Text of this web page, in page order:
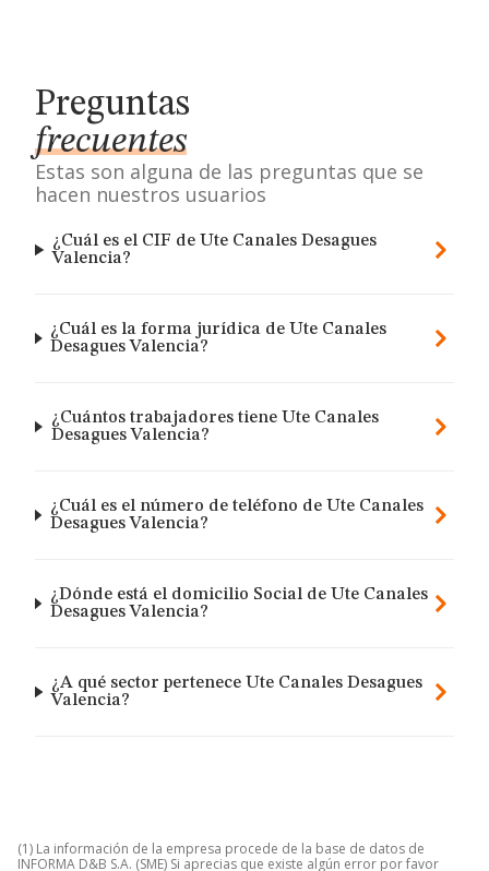
Preguntas
frecuentes
Estas son alguna de las preguntas que se
hacen nuestros usuarios
¿Cuál es el CIF de Ute Canales Desagues
Valencia?
¿Cuál es la forma jurídica de Ute Canales
Desagues Valencia?
¿Cuántos trabajadores tiene Ute Canales
Desagues Valencia?
¿Cuál es el número de teléfono de Ute Canales
Desagues Valencia?
¿Dónde está el domicilio Social de Ute Canales
Desagues Valencia?
¿A qué sector pertenece Ute Canales Desagues
Valencia?
(1) La información de la empresa procede de la base de datos de
INFORMA D&B S.A. (SME) Si aprecias que existe algún error por favor